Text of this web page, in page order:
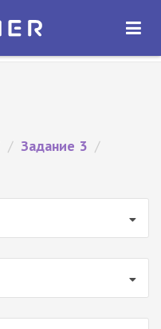
ОТКРЫТЬ
/ Задание 3 /